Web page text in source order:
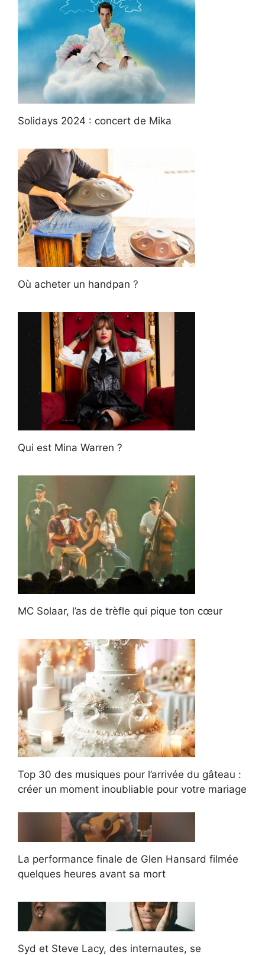
Solidays 2024 : concert de Mika
Où acheter un handpan ?
Qui est Mina Warren ?
MC Solaar, l’as de trèfle qui pique ton cœur
Top 30 des musiques pour l’arrivée du gâteau :
créer un moment inoubliable pour votre mariage
La performance finale de Glen Hansard filmée
quelques heures avant sa mort
Syd et Steve Lacy, des internautes, se